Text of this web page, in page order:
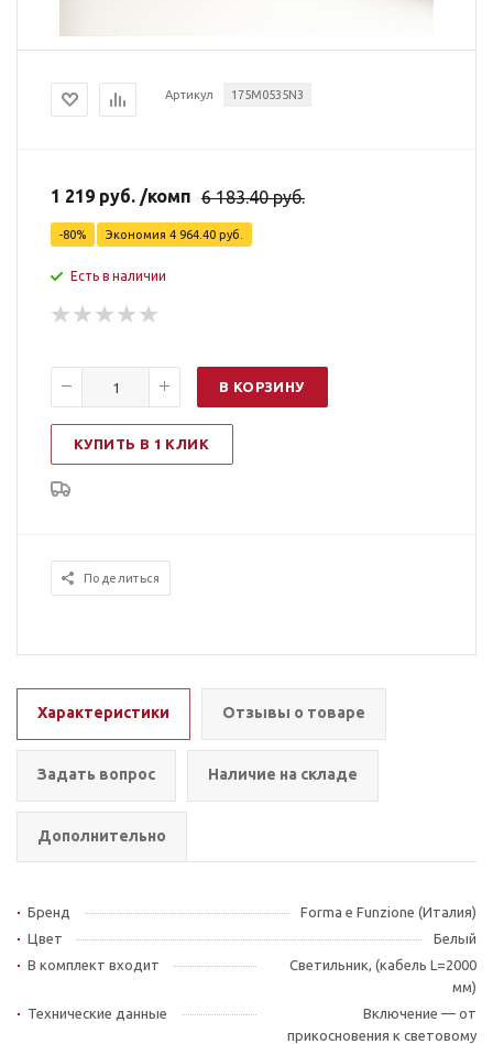
Артикул 175M0535N3
1 219 руб. /комп 6 183.40руб.
-80% Экономия 4 964.40 руб.
Есть в наличии
В КОРЗИНУ
КУПИТЬ В 1 КЛИК
Поделиться
Характеристики Отзывы о товаре
Задать вопрос Наличие на складе
Дополнительно
Бренд
Forma e Funzione (Италия)
Цвет
Белый
В комплект входит
Светильник, (кабель L=2000
мм)
Технические данные
Включение — от
прикосновения к световому